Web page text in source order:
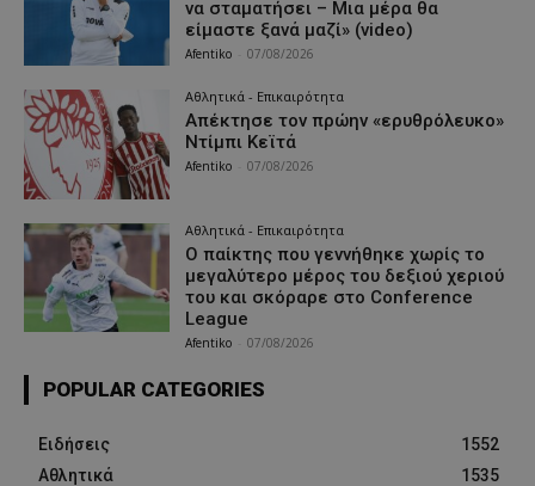
να σταματήσει – Μια μέρα θα
είμαστε ξανά μαζί» (video)
Afentiko 07/08/2026
Αθλητικά - Επικαιρότητα
Απέκτησε τον πρώην «ερυθρόλευκο»
Ντίμπι Κεϊτά
Afentiko 07/08/2026
Αθλητικά - Επικαιρότητα
Ο παίκτης που γεννήθηκε χωρίς το
μεγαλύτερο μέρος του δεξιού χεριού
του και σκόραρε στο Conference
League
Afentiko 07/08/2026
POPULAR CATEGORIES
Ειδήσεις
1552
Αθλητικά
1535